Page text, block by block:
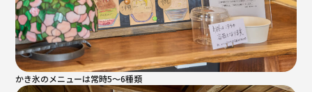
かき氷のメニューは常時5〜6種類